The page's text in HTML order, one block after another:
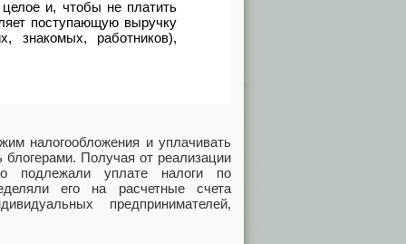
и, чтобы не платить
поступающую выручку
знакомых, работников),
налогообложения и уплачивать
Получая от реализации
подлежали уплате налоги по
его на расчетные счета
предпринимателей,